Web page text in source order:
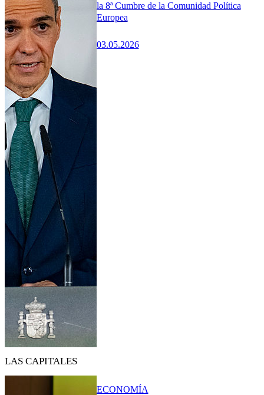
la 8ª Cumbre de la Comunidad Política
Europea
03.05.2026
LAS CAPITALES
ECONOMÍA